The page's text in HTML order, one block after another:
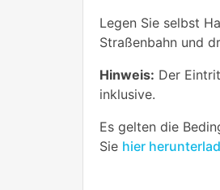
Legen Sie selbst
Straßenbahn und
Hinweis: Der
inklusive.
Es gelten die
Sie hier